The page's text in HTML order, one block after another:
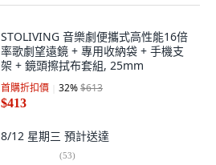
STOLIVING 音樂劇便攜式高性能16倍
率歌劇望遠鏡 + 專用收納袋 + 手機支
架 + 鏡頭擦拭布套組, 25mm
首購折扣價 32%$613
$413
8/12 星期三 預計送達
(53)